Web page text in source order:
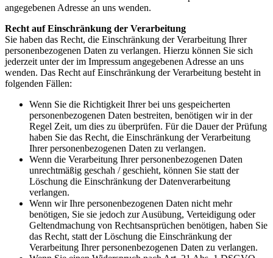
angegebenen Adresse an uns wenden.
Recht auf Einschränkung der Verarbeitung
Sie haben das Recht, die Einschränkung der Verarbeitung Ihrer
personenbezogenen Daten zu verlangen. Hierzu können Sie sich
jederzeit unter der im Impressum angegebenen Adresse an uns
wenden. Das Recht auf Einschränkung der Verarbeitung besteht in
folgenden Fällen:
Wenn Sie die Richtigkeit Ihrer bei uns gespeicherten
personenbezogenen Daten bestreiten, benötigen wir in der
Regel Zeit, um dies zu überprüfen. Für die Dauer der Prüfung
haben Sie das Recht, die Einschränkung der Verarbeitung
Ihrer personenbezogenen Daten zu verlangen.
Wenn die Verarbeitung Ihrer personenbezogenen Daten
unrechtmäßig geschah / geschieht, können Sie statt der
Löschung die Einschränkung der Datenverarbeitung
verlangen.
Wenn wir Ihre personenbezogenen Daten nicht mehr
benötigen, Sie sie jedoch zur Ausübung, Verteidigung oder
Geltendmachung von Rechtsansprüchen benötigen, haben Sie
das Recht, statt der Löschung die Einschränkung der
Verarbeitung Ihrer personenbezogenen Daten zu verlangen.